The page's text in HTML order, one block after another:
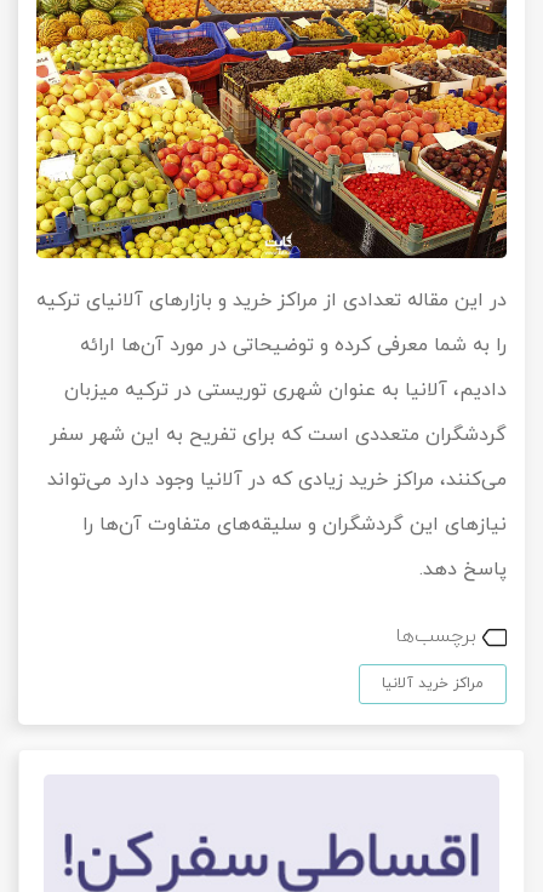
در این مقاله تعدادی از مراکز خرید و بازارهای آلانیای ترکیه
را به شما معرفی کرده و توضیحاتی در مورد آن‎‌ها ارائه
دادیم، آلانیا به عنوان شهری توریستی در ترکیه میزبان
گردشگران متعددی است که برای تفریح به این شهر سفر
می‌کنند، مراکز خرید زیادی که در آلانیا وجود دارد می‌تواند
نیازهای این گردشگران و سلیقه‌های متفاوت آن‌ها را
پاسخ دهد.
برچسب‌ها
مراکز خرید آلانیا